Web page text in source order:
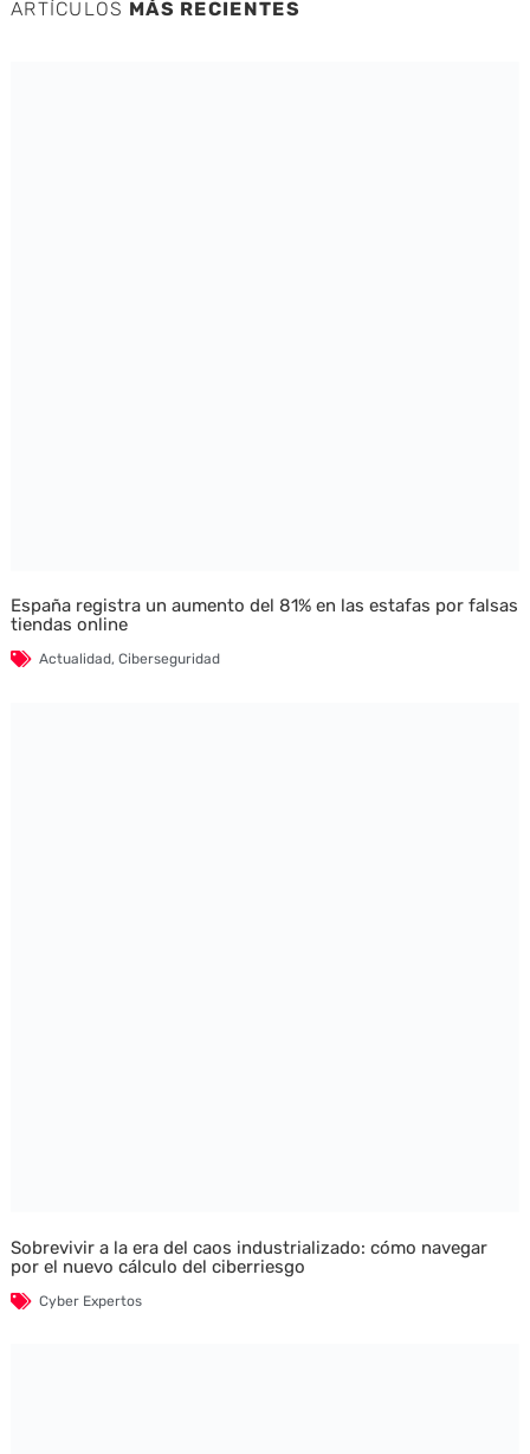
ARTÍCULOS MÁS RECIENTES
España registra un aumento del 81% en las estafas por falsas
tiendas online
Actualidad, Ciberseguridad
Sobrevivir a la era del caos industrializado: cómo navegar
por el nuevo cálculo del ciberriesgo
Cyber Expertos